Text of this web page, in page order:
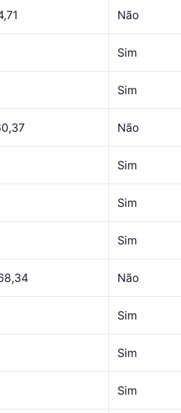
Não
Sim
Sim
Não
Sim
Sim
Sim
Não
Sim
Sim
Sim